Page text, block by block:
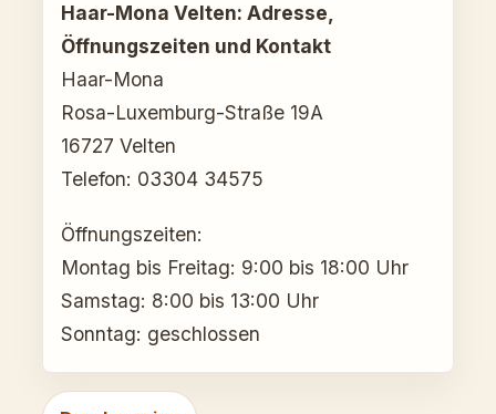
Haar-Mona Velten: Adresse,
Öffnungszeiten und Kontakt
Haar-Mona
Rosa-Luxemburg-Straße 19A
16727 Velten
Telefon: 03304 34575
Öffnungszeiten:
Montag bis Freitag: 9:00 bis 18:00 Uhr
Samstag: 8:00 bis 13:00 Uhr
Sonntag: geschlossen